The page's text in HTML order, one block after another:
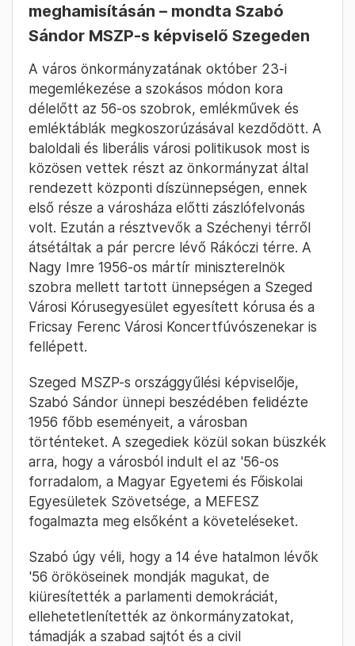
meghamisításán – mondta Szabó
Sándor MSZP-s képviselő Szegeden
A város önkormányzatának október 23-i
megemlékezése a szokásos módon kora
délelőtt az 56-os szobrok, emlékművek és
emléktáblák megkoszorúzásával kezdődött. A
baloldali és liberális városi politikusok most is
közösen vettek részt az önkormányzat által
rendezett központi díszünnepségen, ennek
első része a városháza előtti zászlófelvonás
volt. Ezután a résztvevők a Széchenyi térről
átsétáltak a pár percre lévő Rákóczi térre. A
Nagy Imre 1956-os mártír miniszterelnök
szobra mellett tartott ünnepségen a Szeged
Városi Kórusegyesület egyesített kórusa és a
Fricsay Ferenc Városi Koncertfúvószenekar is
fellépett.
Szeged MSZP-s országgyűlési képviselője,
Szabó Sándor ünnepi beszédében felidézte
1956 főbb eseményeit, a városban
történteket. A szegediek közül sokan büszkék
arra, hogy a városból indult el az '56-os
forradalom, a Magyar Egyetemi és Főiskolai
Egyesületek Szövetsége, a MEFESZ
fogalmazta meg elsőként a követeléseket.
Szabó úgy véli, hogy a 14 éve hatalmon lévők
'56 örököseinek mondják magukat, de
kiüresítették a parlamenti demokráciát,
ellehetetlenítették az önkormányzatokat,
támadják a szabad sajtót és a civil